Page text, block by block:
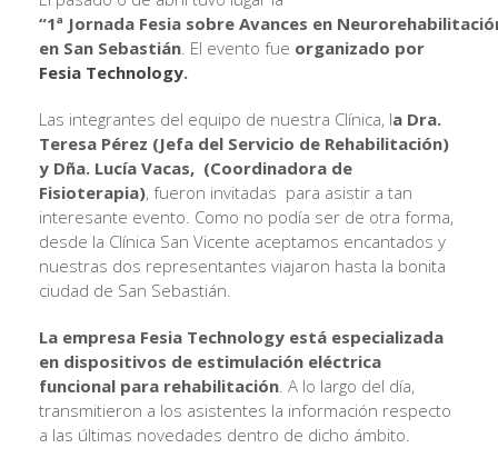
“1ª Jornada Fesia sobre Avances en
en San Sebastián . El evento fue organizado por
Fesia Technology.
Las integrantes del equipo de nuestra Clínica, la Dra.
Teresa Pérez (Jefa del Servicio de Rehabilitación)
y Dña. Lucía Vacas, (Coordinadora de
Fisioterapia), fueron invitadas para asistir a tan
interesante evento. Como no podía ser de otra forma,
desde la Clínica San Vicente aceptamos encantados y
nuestras dos representantes viajaron hasta la bonita
ciudad de San Sebastián.
La empresa Fesia Technology está especializada
en dispositivos de estimulación eléctrica
funcional para rehabilitación . A lo largo del día,
transmitieron a los asistentes la información respecto
a las últimas novedades dentro de dicho ámbito.